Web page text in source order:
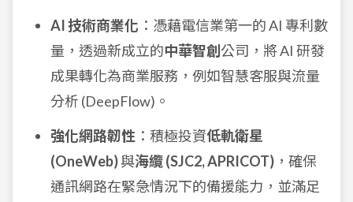
AI 技術商業化 ：憑藉電信業第一的 AI 專利數
量，透過新成立的中華智創 公司，將 AI 研發
成果轉化為商業服務，例如智慧客服與流量
分析 (DeepFlow)。
強化網路韌性 ：積極投資低軌衛星
(OneWeb)與海纜 (SJC2, APRICOT) ，確保
通訊網路在緊急情況下的備援能力，並滿足